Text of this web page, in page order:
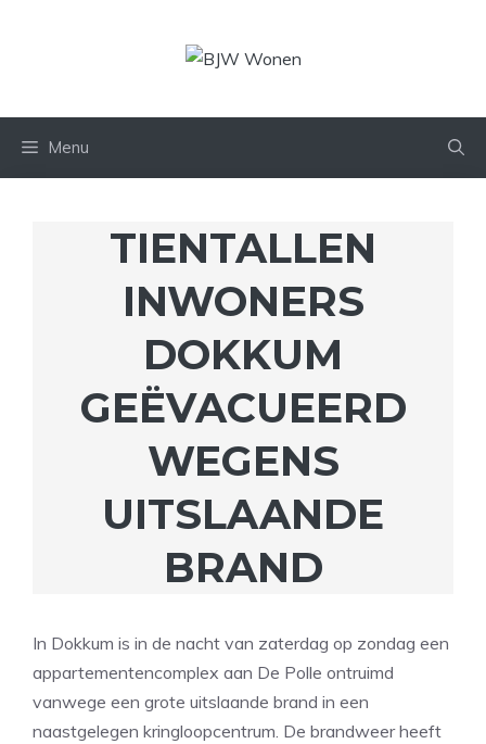
Menu
TIENTALLEN
INWONERS
DOKKUM
GEËVACUEERD
WEGENS
UITSLAANDE
BRAND
In Dokkum is in de nacht van zaterdag op zondag een
appartementencomplex aan De Polle ontruimd
vanwege een grote uitslaande brand in een
naastgelegen kringloopcentrum. De brandweer heeft